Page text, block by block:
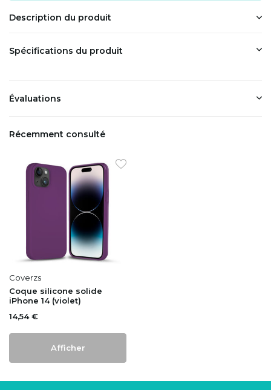
Description du produit
Spécifications du produit
Évaluations
Récemment consulté
Coverzs
Coque silicone solide
iPhone 14 (violet)
14,54 €
Afficher